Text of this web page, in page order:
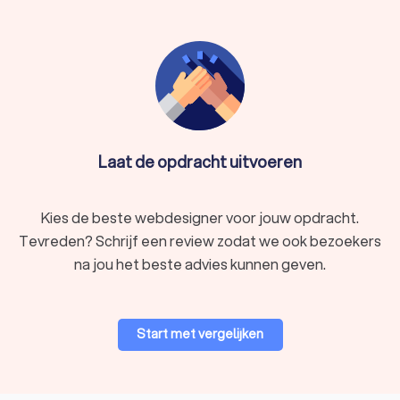
webdesigner in Waalre, kun jij je focussen op andere
prioriteiten binnen jouw bedrijf. Een webdesigner is bekend
met het maken van websites en de geavanceerde tools die
hierbij komen kijken. Dit kan je veel tijd besparen.
Bij Trustoo worden de beste webdesigners in Waalre voor je
kies je ook voor een goede ondersteuning. Je kan een nauwe
connecties.
daarmee ook veel specialiteiten. Om de beste webdesigner
voor jou te vinden, is het noodzakelijk dat je goed begrijpt wat
Laat de opdracht uitvoeren
Kies de beste webdesigner voor jouw opdracht.
Tevreden? Schrijf een review zodat we ook bezoekers
na jou het beste advies kunnen geven.
Start met vergelijken